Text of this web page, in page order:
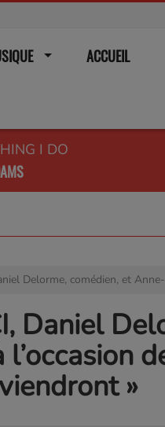
ACCUEIL
I DO
Delorme, comédien, et
Daniel
l’occasion
»